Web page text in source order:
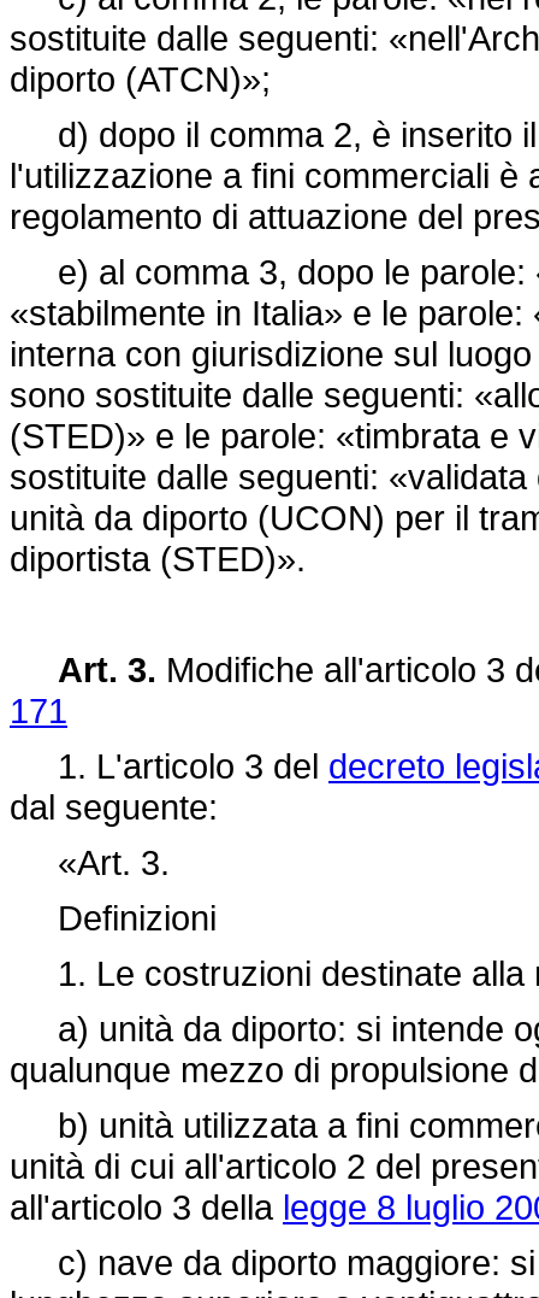
sostituite dalle seguenti:
diporto (ATCN)»;
d) dopo il comma 2, è inserito
l'utilizzazione a fini commerciali è
regolamento di attuazione del
e) al comma 3, dopo le parole:
«stabilmente in Italia» e le
interna con giurisdizione sul
sono sostituite dalle seguenti:
(STED)» e le parole: «timbrata e
sostituite dalle seguenti:
unità da diporto (UCON) per il
diportista (STED)».
Art. 3. Modifiche all'articolo 3
171
1. L'articolo 3 del decreto
dal seguente:
«Art. 3.
Definizioni
1. Le costruzioni destinate alla
a) unità da diporto: si intende
qualunque mezzo di propulsione
b) unità utilizzata a fini
unità di cui all'articolo 2 del
all'articolo 3 della legge 8 luglio
c) nave da diporto maggiore: